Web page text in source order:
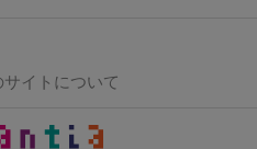
サイトについて